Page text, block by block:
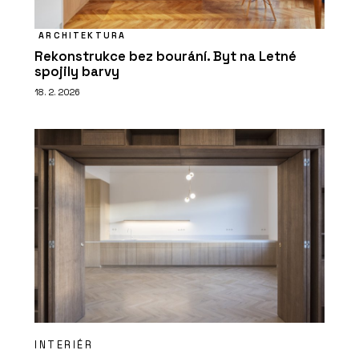
srovnat, říká architekt René Dlesk.
Hodí se do paneláku, kanceláří i vily z
první republiky
PRODUKTY
ARCHITEKTURA
Rekonstrukce bez bourání. Byt na Letné
spojily barvy
18. 2. 2026
INTERIÉR